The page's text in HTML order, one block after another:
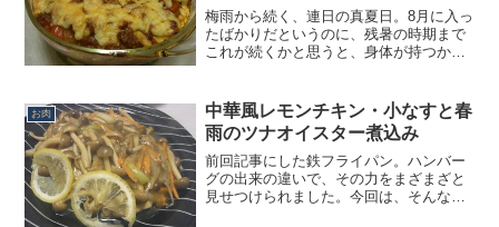
梅雨から続く、連日の真夏日。8月に入っ
たばかりだというのに、残暑の時期まで
これが続くかと思うと、身体が持つか不
いメニューに目がいってしまいがち。そ
れでも夏バテだけは避けた...
お肉
中華風レモンチキン・小なすと春
雨のツナオイスター煮込み
前回記事にした鉄フライパン。ハンバー
グの出来の違いで、その力をまざまざと
見せつけられました。今回は、そんな鉄